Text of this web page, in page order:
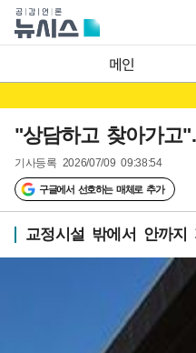
메인
"상담하고 찾아가고
기사등록 2026/07/09 09:38:54
구글에서 선호하는 매체로 추가
교정시설 밖에서 안까지